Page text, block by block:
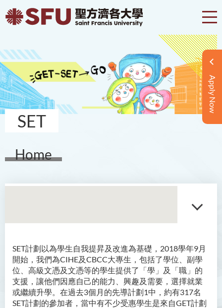
Apply Now
SET
Home
SET計劃以為學生自我提昇及改進為基礎，2018學年9月
開始，我們為CIHE及CBCC大專生，包括了學位、副學
位、高級文憑及文憑等的學生提供了「學」及「職」的
支援，讓他們因應自己的能力、興趣及需要，選擇就業
或繼續升學。在過去3個月的先導計劃1中，約有317名
SET計劃的參加者，當中有不少受惠學生是來自GET計劃